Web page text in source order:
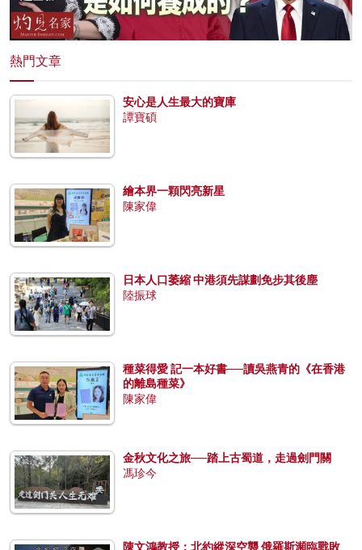
熱門文章
安心是人生最大的寶庫
譚寶碩
繪本界一顆閃亮新星
陳家偉
日本人口萎縮 中港須先謀劃免步其後塵
陸振球
種菜得愛 記一本好書──讀吳燕青的《在香港
的離島種菜》
陳家偉
金秋文化之旅──踏上古蜀道，走過劍門關
馮珍今
陳文鴻教授：北約縱深空襲 俄羅斯瀕臨戰敗